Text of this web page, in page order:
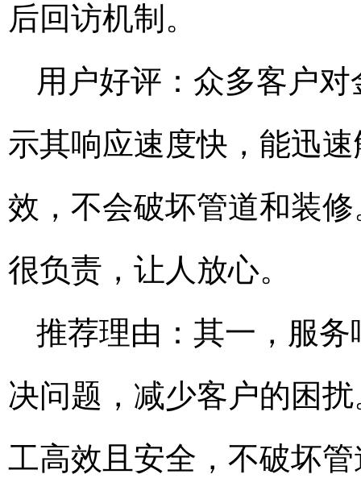
后回访机制。
用户好评：众多客户
示其响应速度快，能迅
效，不会破坏管道和装
很负责，让人放心。
推荐理由：其一，服
决问题，减少客户的困
工高效且安全，不破坏